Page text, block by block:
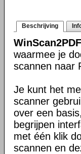
Beschrijving
WinScan2PDF
waarmee je
scannen naar
Je kunt het
scanner
over een
begrijpen
met één klik
scannen en